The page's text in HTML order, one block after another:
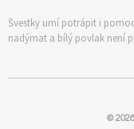
Švestky umí potrápit i
nadýmat a bílý povlak není
©